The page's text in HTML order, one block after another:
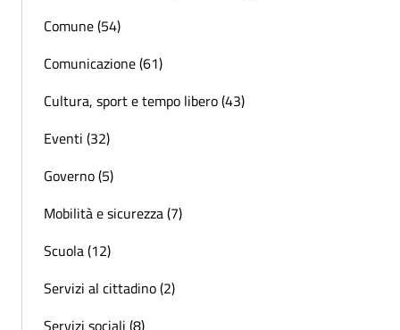
Comune (54)
Comunicazione (61)
Cultura, sport e tempo libero (43)
Eventi (32)
Governo (5)
Mobilità e sicurezza (7)
Scuola (12)
Servizi al cittadino (2)
Servizi sociali (8)